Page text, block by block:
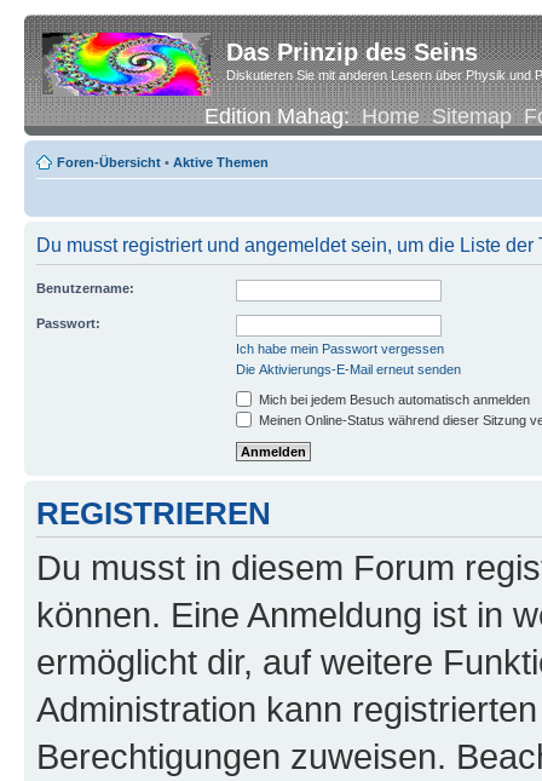
Das Prinzip des Seins
Diskutieren Sie mit anderen Lesern über Physik und
Edition Mahag:Home Sitemap
Foren-Übersicht • Aktive Themen
Du musst registriert und angemeldet sein, um die Liste
Benutzername:
Passwort:
Ich habe mein Passwort vergessen
Die Aktivierungs-E-Mail erneut senden
Mich bei jedem Besuch automatisch anmelden
Meinen Online-Status während dieser Sitzung
REGISTRIEREN
Du musst in diesem Forum
können. Eine Anmeldung ist in
ermöglicht dir, auf weitere
Administration kann
Berechtigungen zuweisen.